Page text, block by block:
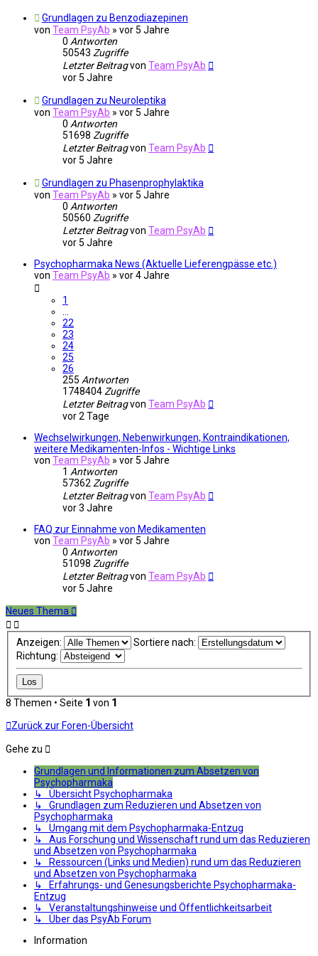
Grundlagen zu Benzodiazepinen
von Team PsyAb » vor 5 Jahre
0 Antworten
50543 Zugriffe
Letzter Beitragvon Team PsyAb
vor 5 Jahre
Grundlagen zu Neuroleptika
von Team PsyAb » vor 5 Jahre
0 Antworten
51698 Zugriffe
Letzter Beitragvon Team PsyAb
vor 5 Jahre
Grundlagen zu Phasenprophylaktika
von Team PsyAb » vor 5 Jahre
0 Antworten
50560 Zugriffe
Letzter Beitragvon Team PsyAb
vor 5 Jahre
Psychopharmaka News (Aktuelle Lieferengpässe etc.)
von Team PsyAb » vor 4 Jahre
1
22
23
24
25
26
255 Antworten
1748404 Zugriffe
Letzter Beitragvon Team PsyAb
vor 2 Tage
Wechselwirkungen, Nebenwirkungen, Kontraindikationen,
weitere Medikamenten-Infos - Wichtige Links
von Team PsyAb » vor 5 Jahre
1 Antworten
57362 Zugriffe
Letzter Beitragvon Team PsyAb
vor 3 Jahre
FAQ zur Einnahme von Medikamenten
von Team PsyAb » vor 5 Jahre
0 Antworten
51098 Zugriffe
Letzter Beitragvon Team PsyAb
vor 5 Jahre
Neues Thema
Anzeigen:
Sortiere nach:
Richtung:
8 Themen • Seite 1 von 1
Zurück zur Foren-Übersicht
Gehe zu
Grundlagen und Informationen zum Absetzen von
Psychopharmaka
↳ Übersicht Psychopharmaka
↳ Grundlagen zum Reduzieren und Absetzen von
Psychopharmaka
↳ Umgang mit dem Psychopharmaka-Entzug
↳ Aus Forschung und Wissenschaft rund um das Reduzieren
und Absetzen von Psychopharmaka
↳ Ressourcen (Links und Medien) rund um das Reduzieren
und Absetzen von Psychopharmaka
↳ Erfahrungs- und Genesungsberichte Psychopharmaka-
Entzug
↳ Veranstaltungshinweise und Öffentlichkeitsarbeit
↳ Über das PsyAb Forum
Information